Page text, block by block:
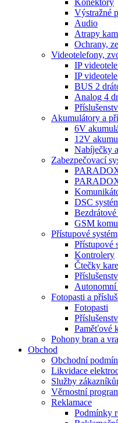
Konektory
Výstražné
Audio
Atrapy
Ochrany,
Videotelefony,
IP
IP
BUS 2
Analog 4
Akumulátory a
6V
12V
Nabíječky
Zabezpečovací
DSC
GSM
Přístupové
Přístupové
Kontrolery
Čtečky
Autonomní
Fotopasti a
Fotopasti
Paměťové
Pohony bran a
Obchod
Obchodní
Likvidace
Služby
Věrnostní
Reklamace
Podmínky